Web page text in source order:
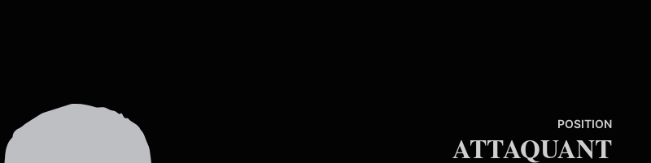
POSITION
ATTAQUANT